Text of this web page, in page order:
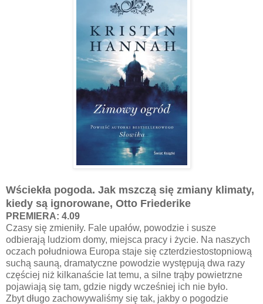
Wściekła pogoda. Jak mszczą się zmiany klimaty,
kiedy są ignorowane, Otto Friederike
PREMIERA: 4.09
Czasy się zmieniły. Fale upałów, powodzie i susze
odbierają ludziom domy, miejsca pracy i życie. Na naszych
oczach południowa Europa staje się czterdziestostopniową
suchą sauną, dramatyczne powodzie występują dwa razy
częściej niż kilkanaście lat temu, a silne trąby powietrzne
pojawiają się tam, gdzie nigdy wcześniej ich nie było.
Zbyt długo zachowywaliśmy się tak, jakby o pogodzie